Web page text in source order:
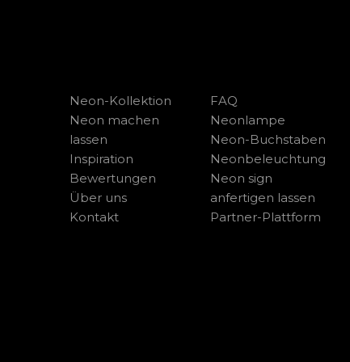
Neon-Kollektion
Neon machen
lassen
Inspiration
Bewertungen
Über uns
Kontakt
FAQ
Neonlampe
Neon-Buchstaben
Neonbeleuchtung
Neon sign
anfertigen lassen
Partner-Plattform